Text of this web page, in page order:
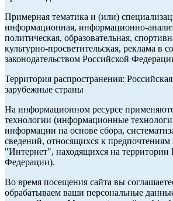
Примерная тематика и (или)
информационная, информационно-
политическая, образовательная,
культурно-просветительская, реклама в
законодательством Российской
Территория распространения:
зарубежные страны
На информационном ресурсе
технологии (информационные
информации на основе сбора,
сведений, относящихся к предпочтениям
"Интернет", находящихся на территории
Федерации).
Во время посещения сайта вы
обрабатываем ваши персональные